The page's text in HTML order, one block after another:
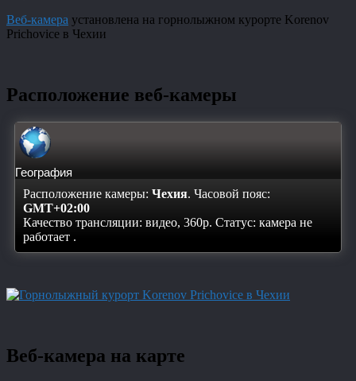
Веб-камера установлена на горнолыжном курорте Korenov
Prichovice в Чехии
Расположение веб-камеры
География
Расположение камеры: Чехия. Часовой пояс:
GMT+02:00
Качество трансляции: видео, 360p. Статус: камера не
работает .
Веб-камера на карте